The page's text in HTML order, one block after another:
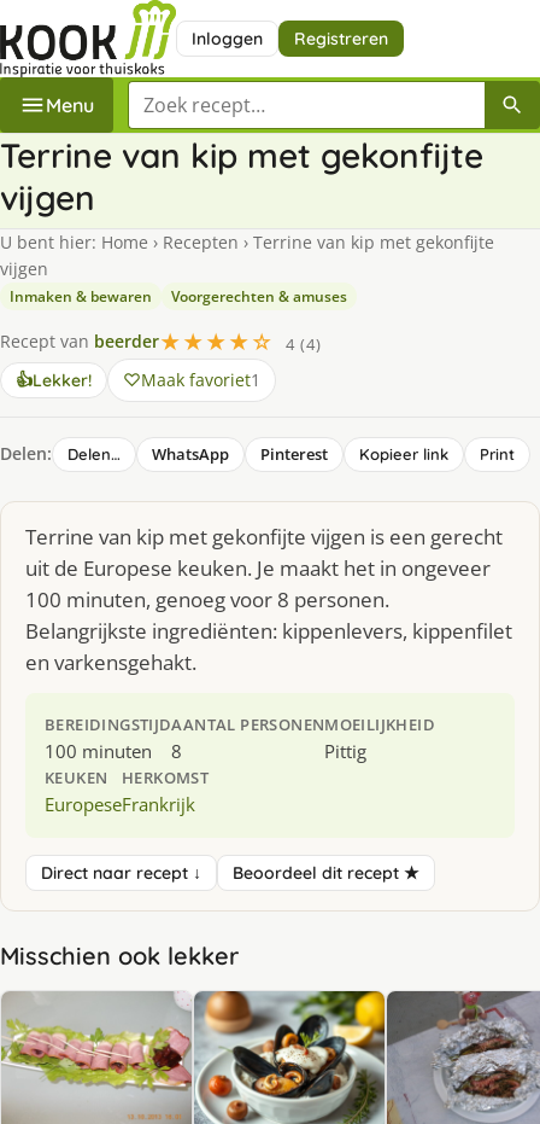
Inloggen Registreren
Menu Zoek een recept
Terrine van kip met gekonfijte
vijgen
U bent hier: Home › Recepten › Terrine van kip met gekonfijte
vijgen
Inmaken & bewaren Voorgerechten & amuses
Recept van beerder★★★★☆
4 (4)
👍Lekker! Maak favoriet1
Delen: Delen… WhatsApp Pinterest Kopieer link Print
Terrine van kip met gekonfijte vijgen is een gerecht
uit de Europese keuken. Je maakt het in ongeveer
100 minuten, genoeg voor 8 personen.
Belangrijkste ingrediënten: kippenlevers, kippenfilet
en varkensgehakt.
BEREIDINGSTIJD
100 minuten
AANTAL PERSONEN
8
MOEILIJKHEID
Pittig
KEUKEN
Europese
HERKOMST
Frankrijk
Direct naar recept ↓ Beoordeel dit recept ★
Misschien ook lekker